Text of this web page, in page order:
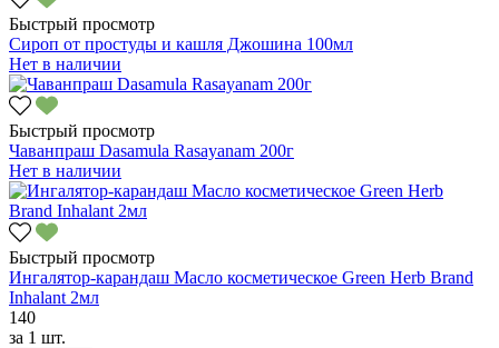
Быстрый просмотр
Сироп от простуды и кашля Джошина 100мл
Нет в наличии
Быстрый просмотр
Чаванпраш Dasamula Rasayanam 200г
Нет в наличии
Быстрый просмотр
Ингалятор-карандаш Масло косметическое Green Herb Brand
Inhalant 2мл
140
за 1 шт.